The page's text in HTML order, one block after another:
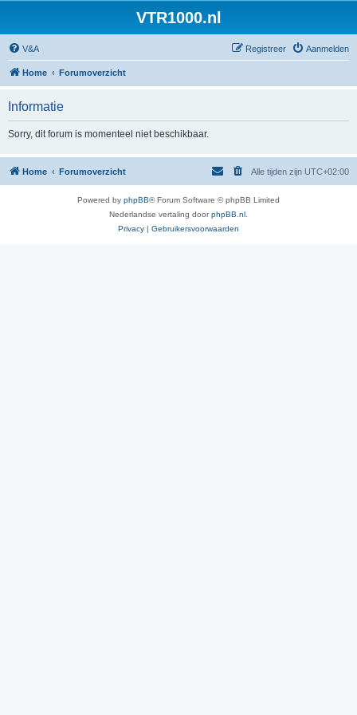
VTR1000.nl
V&A Aanmelden
Registreer
Home Forumoverzicht
Informatie
Sorry, dit forum is momenteel niet beschikbaar.
Home Forumoverzicht Alle tijden zijn UTC+02:00
Powered by phpBB® Forum Software © phpBB Limited
Nederlandse vertaling doorphpBB.nl
Privacy | Gebruikersvoorwaarden